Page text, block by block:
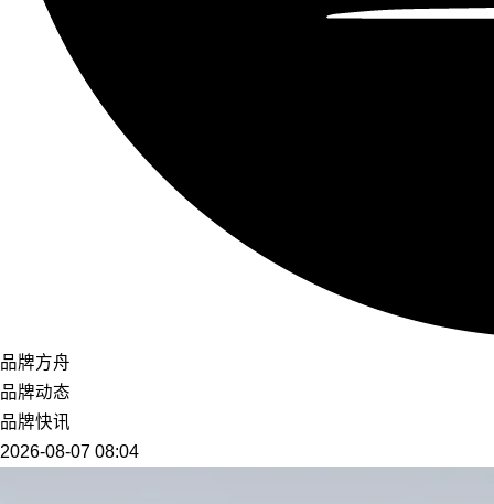
品牌方舟
品牌动态
品牌快讯
2026-08-07 08:04